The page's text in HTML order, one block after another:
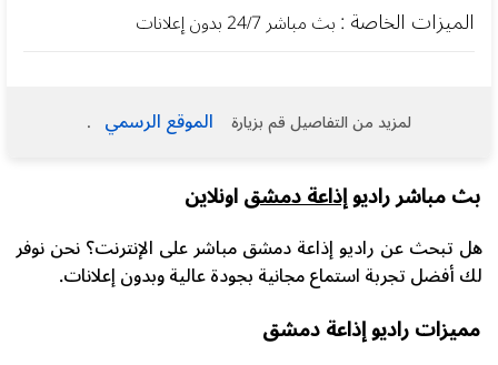
الميزات الخاصة :بث مباشر 24/7 بدون إعلانات
لمزيد من التفاصيل قم بزيارة الموقع الرسمي .
بث مباشر راديوإذاعة دمشقاونلاين
هل تبحث عن راديو إذاعة دمشق مباشر على الإنترنت؟ نحن نوفر
لك أفضل تجربة استماع مجانية بجودة عالية وبدون إعلانات.
مميزات راديو إذاعة دمشق